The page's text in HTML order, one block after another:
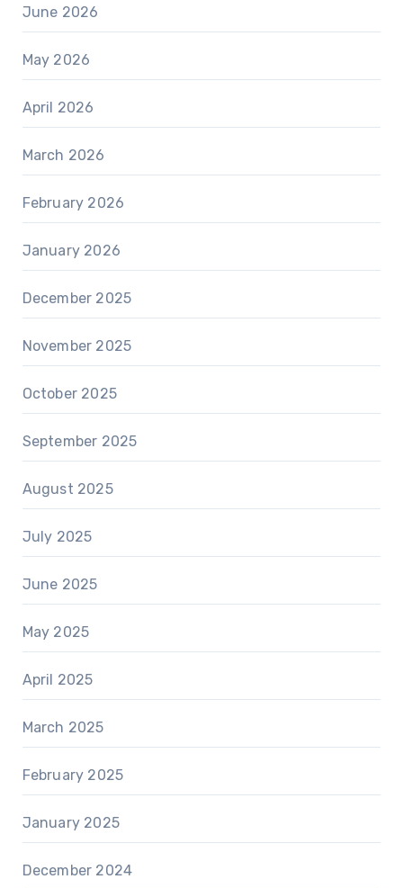
June 2026
May 2026
April 2026
March 2026
February 2026
January 2026
December 2025
November 2025
October 2025
September 2025
August 2025
July 2025
June 2025
May 2025
April 2025
March 2025
February 2025
January 2025
December 2024